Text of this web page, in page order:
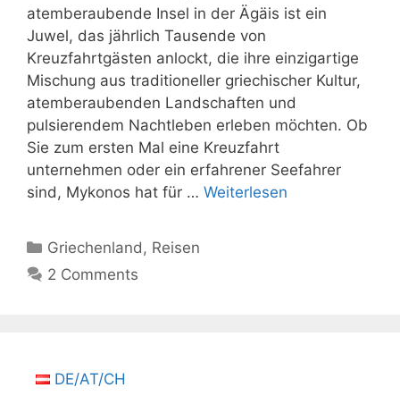
atemberaubende Insel in der Ägäis ist ein
Juwel, das jährlich Tausende von
Kreuzfahrtgästen anlockt, die ihre einzigartige
Mischung aus traditioneller griechischer Kultur,
atemberaubenden Landschaften und
pulsierendem Nachtleben erleben möchten. Ob
Sie zum ersten Mal eine Kreuzfahrt
unternehmen oder ein erfahrener Seefahrer
sind, Mykonos hat für … Weiterlesen
Kategorien
Griechenland, Reisen
2 Comments
DE/AT/CH